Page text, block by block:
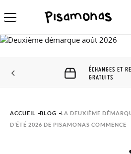
ÉCHANGES ET
GRATUITS
ACCUEIL BLOG
LA DEUXIÈME
D’ÉTÉ 2026 DE PISAMONAS COMMENCE